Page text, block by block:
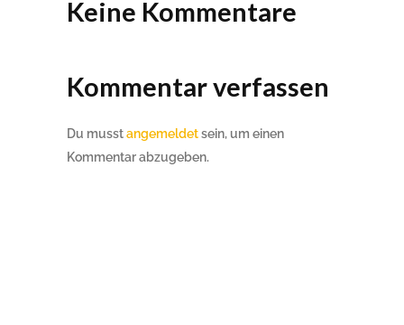
Keine Kommentare
Kommentar verfassen
Du musstangemeldetsein, um einen
Kommentar abzugeben.